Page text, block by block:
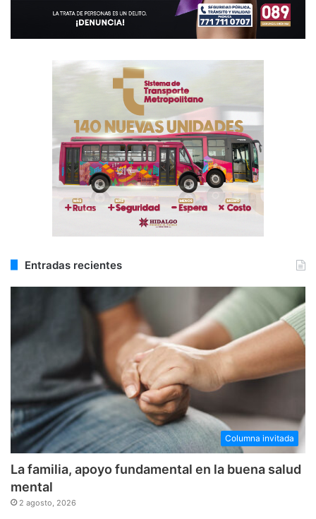
Entradas recientes
Columna invitada
La familia, apoyo fundamental en la buena salud
mental
2 agosto, 2026